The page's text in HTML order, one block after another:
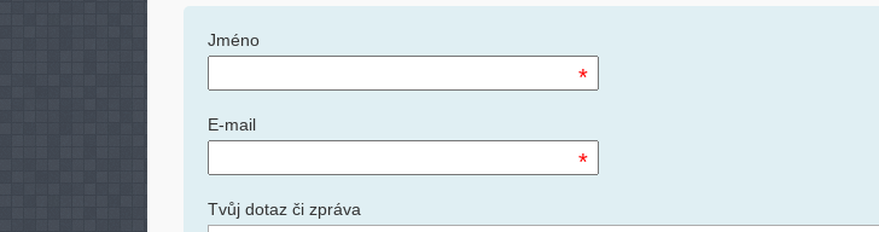
Jméno
*
E-mail
*
Tvůj dotaz či zpráva